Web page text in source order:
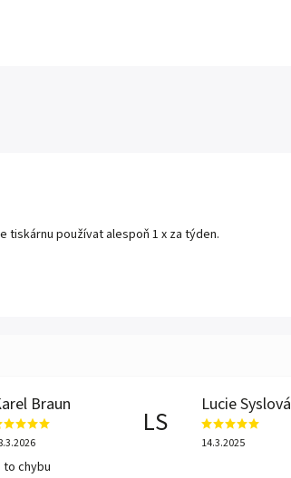
používat alespoň 1 x za týden.
Braun
to chybu
LS
Lucie Syslová
14.3.2025